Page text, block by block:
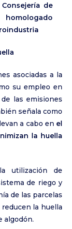
de
asociadas a la
su empleo en
las emisiones
señala como
a cabo en el
la huella
utilización de
de riego y
de las parcelas
la huella
algodón.